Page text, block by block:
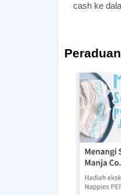
cash ke